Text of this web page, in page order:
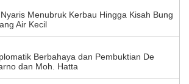
Menubruk Kerbau Hingga Kisah Bung
Air Kecil
Berbahaya dan Pembuktian De
dan Moh. Hatta